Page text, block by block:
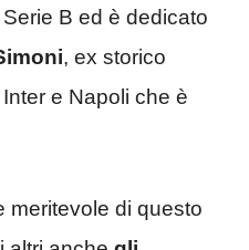
B ed è dedicato
, ex storico
e Napoli che è
meritevole di questo